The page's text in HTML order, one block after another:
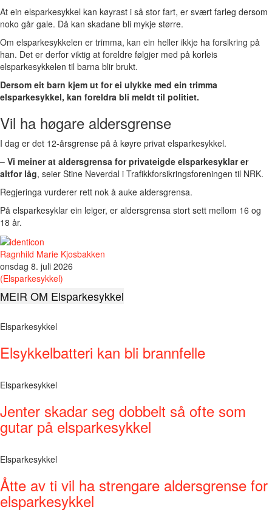
At ein elsparkesykkel kan køyrast i så stor fart, er svært farleg dersom
noko går gale. Då kan skadane bli mykje større.
Om elsparkesykkelen er trimma, kan ein heller ikkje ha forsikring på
han. Det er derfor viktig at foreldre følgjer med på korleis
elsparkesykkelen til barna blir brukt.
Dersom eit barn kjem ut for ei ulykke med ein trimma
elsparkesykkel, kan foreldra bli meldt til politiet.
Vil ha høgare aldersgrense
I dag er det 12-årsgrense på å køyre privat elsparkesykkel.
– Vi meiner at aldersgrensa for privateigde elsparkesyklar er
altfor låg, seier Stine Neverdal i Trafikkforsikringsforeningen til NRK.
Regjeringa vurderer rett nok å auke aldersgrensa.
På elsparkesyklar ein leiger, er aldersgrensa stort sett mellom 16 og
18 år.
Ragnhild Marie Kjosbakken
onsdag 8. juli 2026
(Elsparkesykkel)
MEIR OM Elsparkesykkel
Elsparkesykkel
Elsykkelbatteri kan bli brannfelle
Elsparkesykkel
Jenter skadar seg dobbelt så ofte som
gutar på elsparkesykkel
Elsparkesykkel
Åtte av ti vil ha strengare aldersgrense for
elsparkesykkel